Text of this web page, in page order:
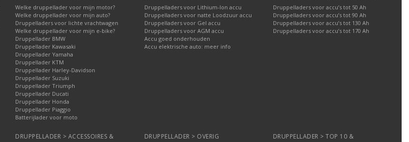
Welke druppellader voor mijn motor?
Welke druppellader voor mijn auto?
Druppelladers voor lichte vrachtwagen
Welke druppellader voor mijn e-bike?
Druppellader BMW
Druppellader Kawasaki
Druppellader Yamaha
Druppellader KTM
Druppellader Harley-Davidson
Druppellader Suzuki
Druppellader Triumph
Druppellader Ducati
Druppellader Honda
Druppellader Piaggio
Batterijlader voor moto
Druppelladers voor Lithium-Ion accu
Druppelladers voor natte Loodzuur accu
Druppelladers voor Gel accu
Druppelladers voor AGM accu
Accu goed onderhouden
Accu elektrische auto: meer info
Druppelladers voor accu’s tot 50 Ah
Druppelladers voor accu’s tot 90 Ah
Druppelladers voor accu’s tot 130 Ah
Druppelladers voor accu’s tot 170 Ah
DRUPPELLADER > ACCESSOIRES &
DRUPPELLADER > OVERIG
DRUPPELLADER > TOP 10 &